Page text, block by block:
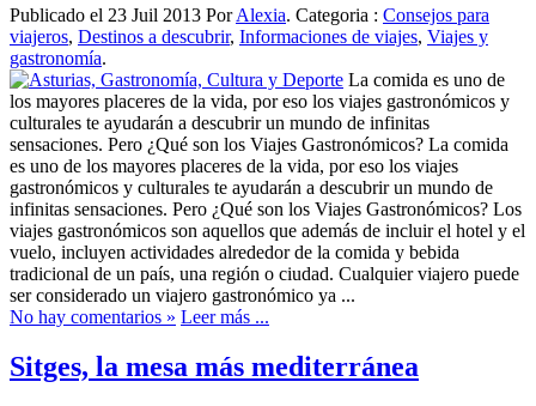
Publicado el 23 Juil 2013 PorAlexia. Categoria : Consejos para
viajeros, Destinos a descubrir, Informaciones de viajes, Viajes y
gastronomía.
La comida es uno de
los mayores placeres de la vida, por eso los viajes gastronómicos y
culturales te ayudarán a descubrir un mundo de infinitas
sensaciones. Pero ¿Qué son los Viajes Gastronómicos? La comida
es uno de los mayores placeres de la vida, por eso los viajes
gastronómicos y culturales te ayudarán a descubrir un mundo de
infinitas sensaciones. Pero ¿Qué son los Viajes Gastronómicos? Los
viajes gastronómicos son aquellos que además de incluir el hotel y el
vuelo, incluyen actividades alrededor de la comida y bebida
tradicional de un país, una región o ciudad. Cualquier viajero puede
ser considerado un viajero gastronómico ya ...
No hay comentarios » Leer más ...
Sitges, la mesa más mediterránea